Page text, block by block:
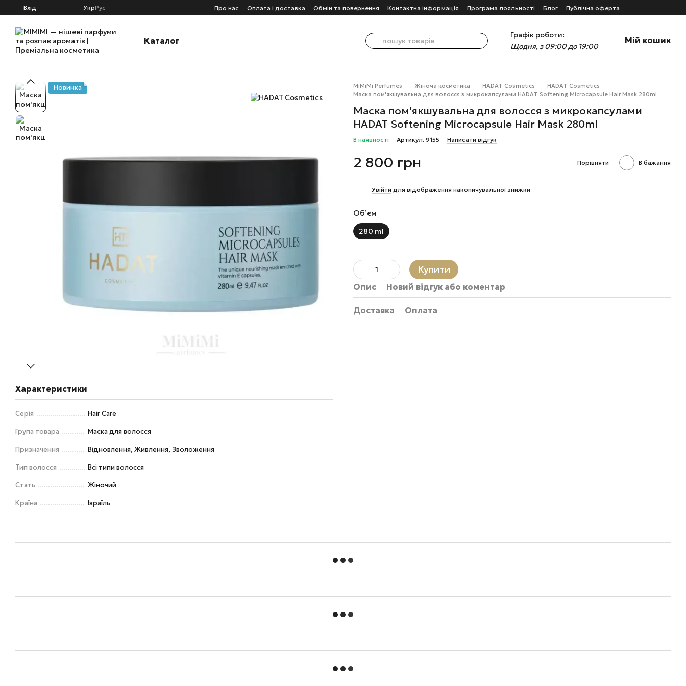
Перейти к основному контенту
Вхід УкрРус Про нас Оплата і доставка Обмін та повернення Контактна інформація Програма лояльності Блог Публічна оферта
Каталог
Графік роботи:
Щодня, з 09:00 до 19:00
Мій кошик
Новинка
Характеристики
Серія Hair Care
Група товара Маска для волосся
Призначення Відновлення, Живлення, Зволоження
Тип волосся Всі типи волосся
Стать Жіночий
Країна Ізраїль
MiMiMi Perfumes Жіноча косметика HADAT Cosmetics
HADAT Cosmetics
Маска пом'якшувальна для волосся з микрокапсулами HADAT Softening Microcapsule Hair Mask 280ml
Маска пом'якшувальна для волосся з микрокапсулами
HADAT Softening Microcapsule Hair Mask 280ml
В наявності Артикул: 9155 Написати відгук
2 800 грн Порівняти В бажання
Увійти для відображення накопичувальної знижки
Обʼєм
280 ml
Купити
Опис Новий відгук або коментар
Доставка Оплата